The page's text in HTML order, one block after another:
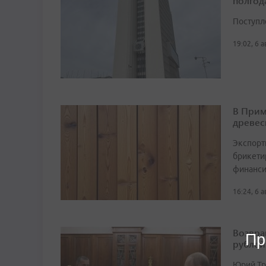
19:02, 6
В
16:24, 6